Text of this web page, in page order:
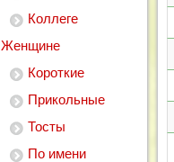
Коллеге
Женщине
Короткие
Прикольные
Тосты
По имени